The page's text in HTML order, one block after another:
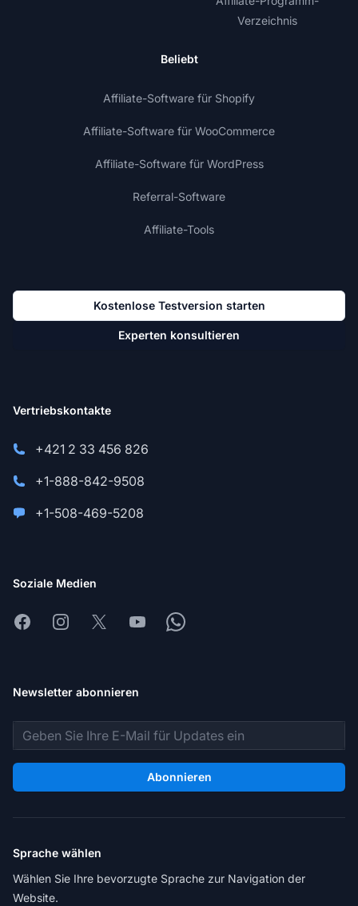
Verzeichnis
Beliebt
Affiliate-Software für Shopify
Affiliate-Software für WooCommerce
Affiliate-Software für WordPress
Referral-Software
Affiliate-Tools
Kostenlose Testversion starten
Experten konsultieren
Vertriebskontakte
+421 2 33 456 826
+1-888-842-9508
+1-508-469-5208
Soziale Medien
FacebookInstagram
X YoutubeWhatsapp
Newsletter abonnieren
E-Mail-Adresse
Abonnieren
Sprache wählen
Wählen Sie Ihre bevorzugte Sprache zur Navigation der
Website.